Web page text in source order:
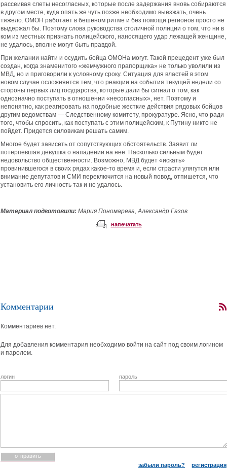
рассеивая слеты несогласных, которые после задержания вновь собираются
в другом месте, куда опять же чуть позже необходимо выезжать, очень
тяжело. ОМОН работает в бешеном ритме и без помощи регионов просто не
выдержал бы. Поэтому слова руководства столичной полиции о том, что ни в
ком из местных признать полицейского, наносящего удар лежащей женщине,
не удалось, вполне могут быть правдой.
При желании найти и осудить бойца ОМОНа могут. Такой прецедент уже был
создан, когда знаменитого «жемчужного прапорщика» не только уволили из
МВД, но и приговорили к условному сроку. Ситуация для властей в этом
новом случае осложняется тем, что реакции на события текущей недели со
стороны первых лиц государства, которые дали бы сигнал о том, как
однозначно поступать в отношении «несогласных», нет. Поэтому и
непонятно, как реагировать на подобные жесткие действия рядовых бойцов
другим ведомствам — Следственному комитету, прокуратуре. Ясно, что ради
того, чтобы спросить, как поступать с этим полицейским, к Путину никто не
пойдет. Придется силовикам решать самим.
Многое будет зависеть от сопутствующих обстоятельств. Заявит ли
потерпевшая девушка о нападении на нее. Насколько сильным будет
недовольство общественности. Возможно, МВД будет «искать»
провинившегося в своих рядах какое-то время и, если страсти улягутся или
внимание депутатов и СМИ переключится на новый повод, отпишется, что
установить его личность так и не удалось.
Материал подготовили: Мария Пономарева, Александр Газов
напечатать
Комментарии
Комментариев нет.
Для добавления комментария необходимо войти на сайт под своим логином
и паролем.
логин пароль
забыли пароль? регистрация